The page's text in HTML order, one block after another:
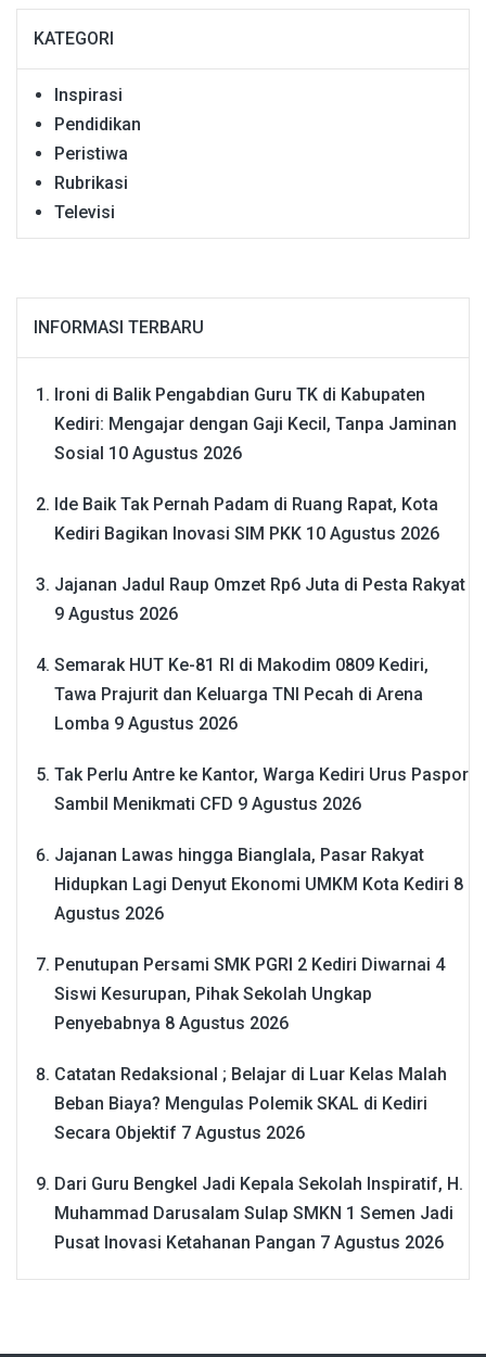
KATEGORI
Inspirasi
Pendidikan
Peristiwa
Rubrikasi
Televisi
INFORMASI TERBARU
Ironi di Balik Pengabdian Guru TK di Kabupaten
Kediri: Mengajar dengan Gaji Kecil, Tanpa Jaminan
Sosial 10 Agustus 2026
Ide Baik Tak Pernah Padam di Ruang Rapat, Kota
Kediri Bagikan Inovasi SIM PKK 10 Agustus 2026
Jajanan Jadul Raup Omzet Rp6 Juta di Pesta Rakyat
9 Agustus 2026
Semarak HUT Ke-81 RI di Makodim 0809 Kediri,
Tawa Prajurit dan Keluarga TNI Pecah di Arena
Lomba 9 Agustus 2026
Tak Perlu Antre ke Kantor, Warga Kediri Urus Paspor
Sambil Menikmati CFD 9 Agustus 2026
Jajanan Lawas hingga Bianglala, Pasar Rakyat
Hidupkan Lagi Denyut Ekonomi UMKM Kota Kediri 8
Agustus 2026
Penutupan Persami SMK PGRI 2 Kediri Diwarnai 4
Siswi Kesurupan, Pihak Sekolah Ungkap
Penyebabnya 8 Agustus 2026
Catatan Redaksional ; Belajar di Luar Kelas Malah
Beban Biaya? Mengulas Polemik SKAL di Kediri
Secara Objektif 7 Agustus 2026
Dari Guru Bengkel Jadi Kepala Sekolah Inspiratif, H.
Muhammad Darusalam Sulap SMKN 1 Semen Jadi
Pusat Inovasi Ketahanan Pangan 7 Agustus 2026